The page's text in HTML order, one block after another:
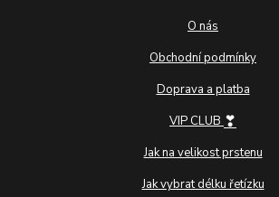
O nás
Obchodní podmínky
Doprava a platba
VIP CLUB ❣
Jak na velikost prstenu
Jak vybrat délku řetízku